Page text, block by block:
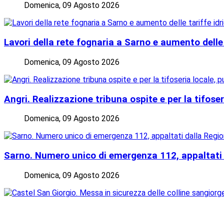
Domenica, 09 Agosto 2026
Lavori della rete fognaria a Sarno e aumento
Domenica, 09 Agosto 2026
Angri. Realizzazione tribuna ospite e per la
Domenica, 09 Agosto 2026
Sarno. Numero unico di emergenza 112,
Domenica, 09 Agosto 2026